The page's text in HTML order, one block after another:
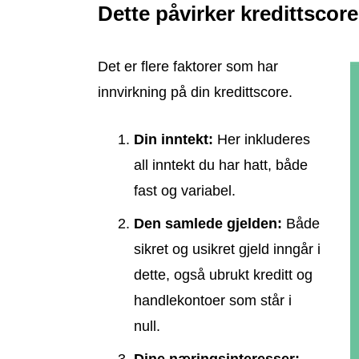
Dette påvirker
Det er flere faktorer som har
innvirkning på din kredittscore.
Din inntekt: Her inkluderes
all inntekt du har hatt, både
fast og variabel.
Den samlede gjelden: Både
sikret og usikret gjeld inngår i
dette, også ubrukt kreditt og
handlekontoer som står i
null.